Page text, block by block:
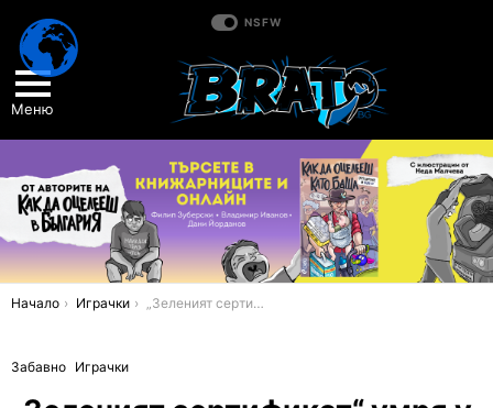
NSFW
Меню
You are here:
Начало Играчки „Зеленият сертификат“ умря у нас!
Забавно Играчки